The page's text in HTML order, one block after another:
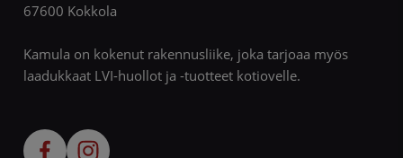
67600 Kokkola
Kamula on kokenut rakennusliike, joka tarjoaa myös
laadukkaat LVI-huollot ja -tuotteet kotiovelle.